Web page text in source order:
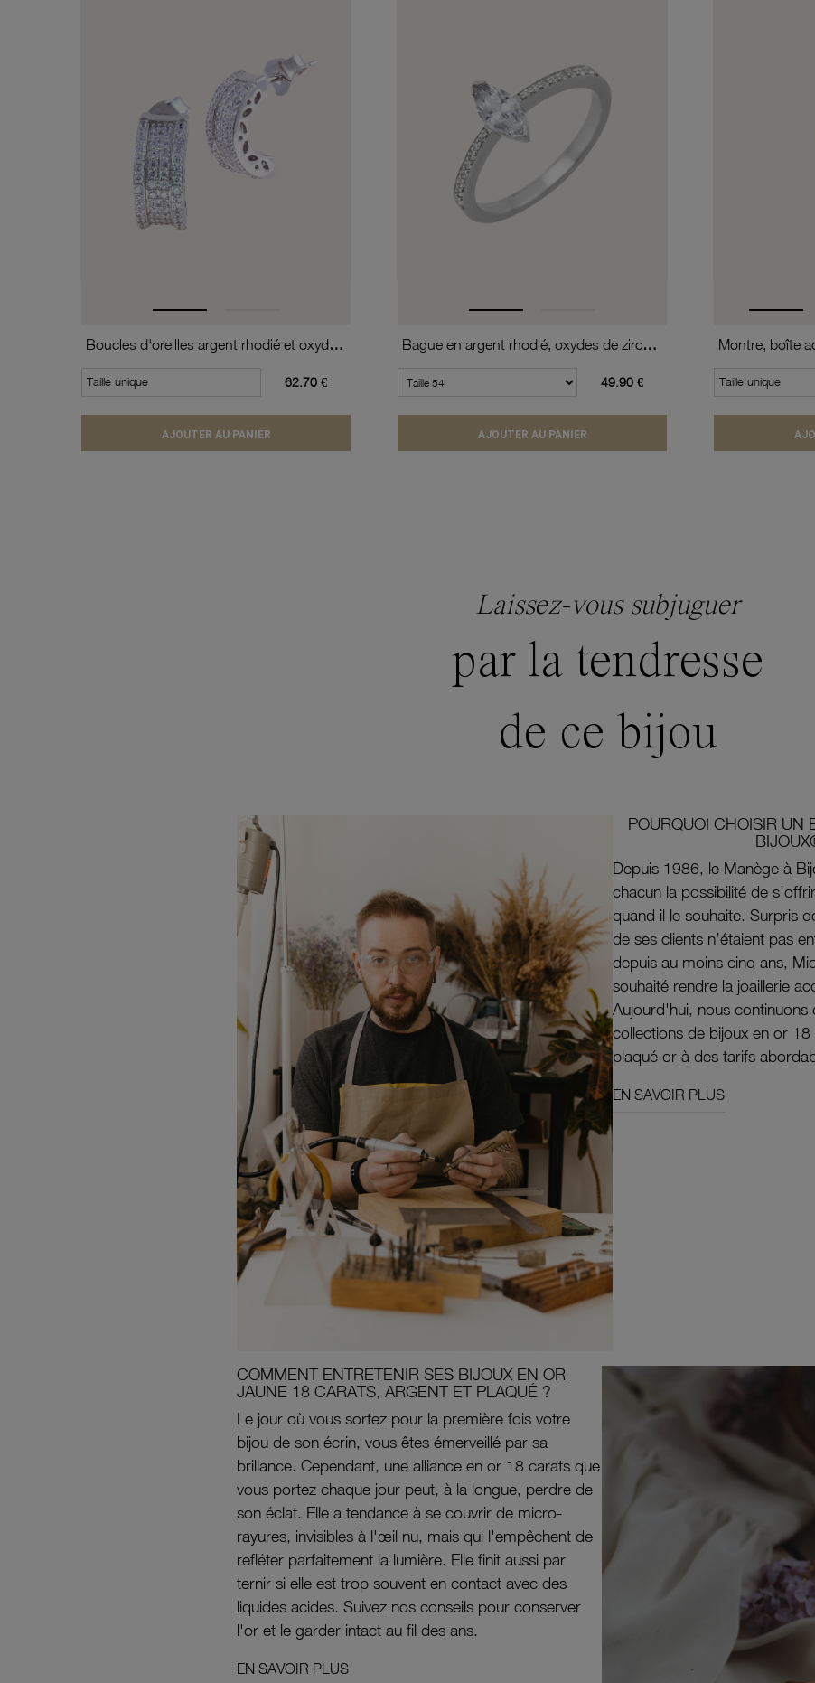
Boucles d'oreilles argent rhodié et oxydes de zirconium
Taille unique 62.70 €
AJOUTER AU PANIER
Bague en argent rhodié, oxydes de zirconium
49.90 €
AJOUTER AU PANIER
Taille unique
Laissez-vous subjuguer
par la tendresse
de ce bijou
POURQUOI CHOISIR UN
Depuis 1986, le Manège à
chacun la possibilité de
quand il le souhaite. Surpris
de ses clients n’étaient pas
depuis au moins cinq ans,
souhaité rendre la joaillerie
Aujourd'hui, nous
collections de bijoux en or
plaqué or à des tarifs
EN SAVOIR PLUS
COMMENT ENTRETENIR SES BIJOUX EN OR
JAUNE 18 CARATS, ARGENT ET PLAQUÉ ?
Le jour où vous sortez pour la première fois votre
bijou de son écrin, vous êtes émerveillé par sa
brillance. Cependant, une alliance en or 18 carats que
vous portez chaque jour peut, à la longue, perdre de
son éclat. Elle a tendance à se couvrir de micro-
rayures, invisibles à l'œil nu, mais qui l'empêchent de
refléter parfaitement la lumière. Elle finit aussi par
ternir si elle est trop souvent en contact avec des
liquides acides. Suivez nos conseils pour conserver
l'or et le garder intact au fil des ans.
EN SAVOIR PLUS